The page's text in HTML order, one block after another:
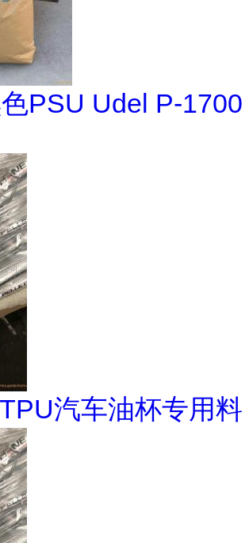
PSU Udel P-1700
汽车油杯专用料